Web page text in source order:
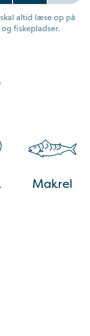
altid læse op på
fiskepladser.
Makrel